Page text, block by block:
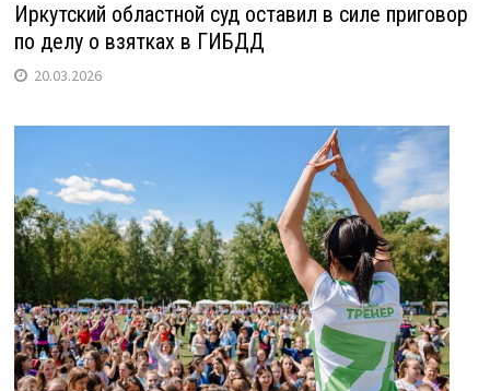
Иркутский областной суд оставил в силе приговор
по делу о взятках в ГИБДД
20.03.2026